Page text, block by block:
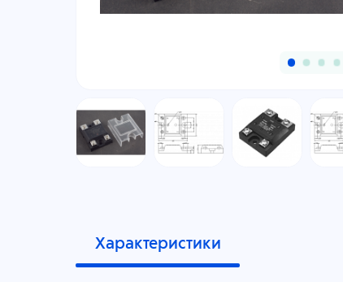
Характеристики